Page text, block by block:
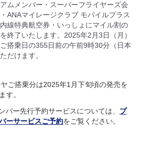
ムメンバー・スーパーフライヤーズ会
ANAマイレージクラブ モバイルプラス
線特典航空券・いっしょにマイル割の
終了いたします。2025年2月3日（月）
搭乗日の355日前の午前9時30分（日本
だけます。
ご搭乗分は2025年1月下旬頃の発売を
す。
バー先行予約サービスについては、 プ
ーサービスご予約をご覧ください。